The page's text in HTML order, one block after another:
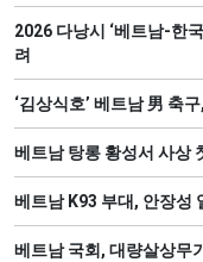
2026 다낭시 ‘베트남-한
려
‘김상식호’ 베트남 男 축
베트남 탕롱 황성서 사상
베트남 K93 부대, 안장성
베트남 국회, 대량살상무